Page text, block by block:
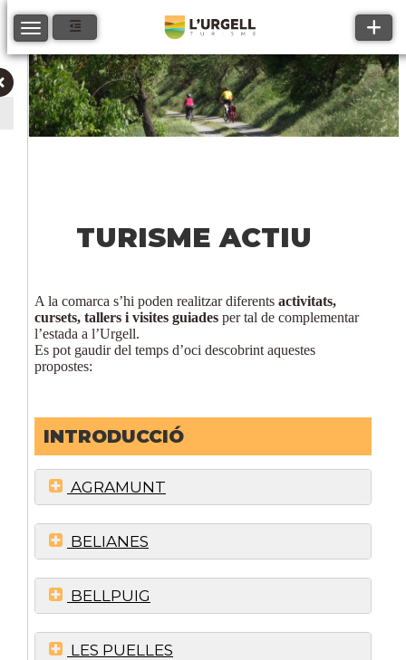
Toggle navigation
TURISME ACTIU
A la comarca s’hi poden realitzar diferents activitats,
cursets, tallers i visites guiades per tal de complementar
l’estada a l’Urgell.
Es pot gaudir del temps d’oci descobrint aquestes
propostes:
INTRODUCCIÓ
AGRAMUNT
BELIANES
BELLPUIG
LES PUELLES